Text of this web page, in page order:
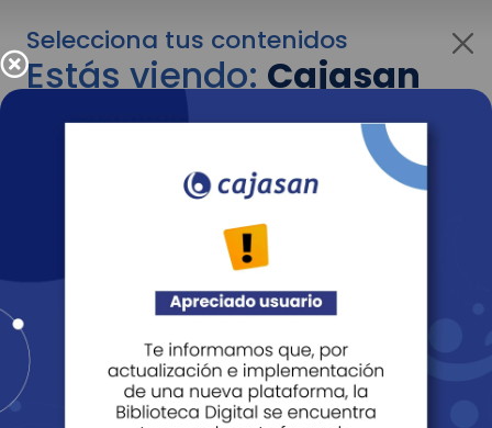
Selecciona tus contenidos
Estás viendo:Cajasan
para personas
Para cambiar al contenido de tu interés más
adelante recuerda utilizar el menú
Entendido